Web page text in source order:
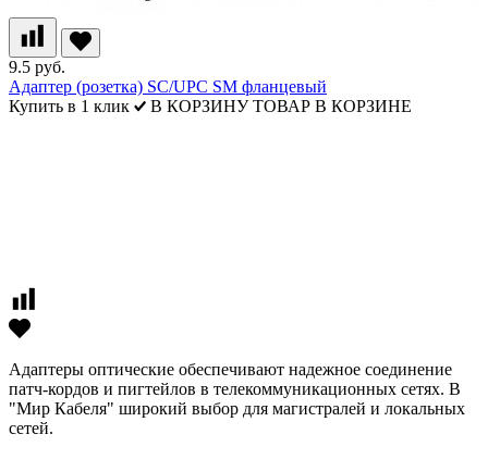
9.5 руб.
Адаптер (розетка) SC/UPC SM фланцевый
Купить в 1 клик
В КОРЗИНУ ТОВАР В КОРЗИНЕ
Адаптеры оптические обеспечивают надежное соединение
патч-кордов и пигтейлов в телекоммуникационных сетях. В
"Мир Кабеля" широкий выбор для магистралей и локальных
сетей.